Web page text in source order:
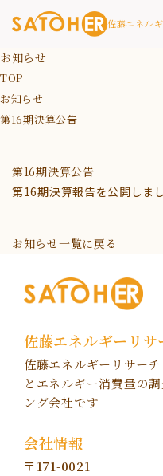
佐藤エネル
お知らせ
TOP
お知らせ
第16期決算公告
第16期決算公告
第16期決算報告を公開しまし
お知らせ一覧に戻る
佐藤エネルギーリサ
佐藤エネルギーリサー
とエネルギー消費量の
ング会社です
会社情報
〒171-0021